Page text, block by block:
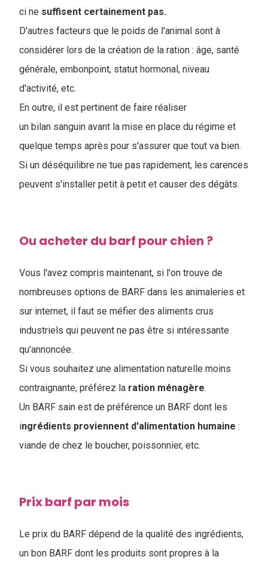
ci ne suffisent certainement pas.
D'autres facteurs que le poids de l'animal sont à
considérer lors de la création de la ration : âge, santé
générale, embonpoint, statut hormonal, niveau
d'activité, etc.
En outre, il est pertinent de faire réaliser
un bilan sanguin avant la mise en place du régime et
quelque temps après pour s'assurer que tout va bien.
Si un déséquilibre ne tue pas rapidement, les carences
peuvent s'installer petit à petit et causer des dégâts.
Ou acheter du barf pour chien ?
Vous l'avez compris maintenant, si l'on trouve de
nombreuses options de BARF dans les animaleries et
sur internet, il faut se méfier des aliments crus
industriels qui peuvent ne pas être si intéressante
qu'annoncée.
Si vous souhaitez une alimentation naturelle moins
contraignante, préférez la ration ménagère.
Un BARF sain est de préférence un BARF dont les
ingrédients proviennent d'alimentation humaine :
viande de chez le boucher, poissonnier, etc.
Prix barf par mois
Le prix du BARF dépend de la qualité des ingrédients,
un bon BARF dont les produits sont propres à la